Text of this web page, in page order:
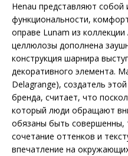
Henau представляют собой
функциональности,
оправе Lunam из
целлюлозы дополнена
конструкция шарнира
декоративного элемента.
Delagrange), создатель
бренда, считает, что
который люди обращают
обязаны быть совершенны,
сочетание оттенков и
впечатление на